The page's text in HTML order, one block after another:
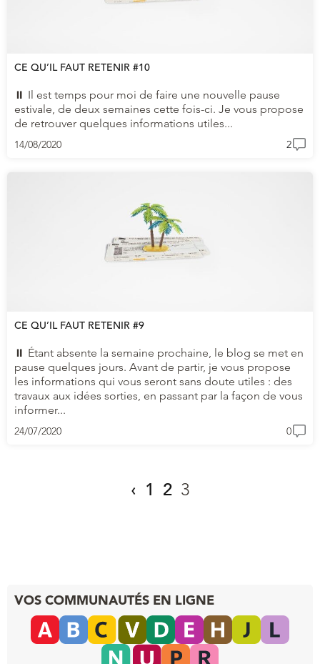
CE QU’IL FAUT RETENIR #10
⏸ Il est temps pour moi de faire une nouvelle pause
estivale, de deux semaines cette fois-ci. Je vous propose
de retrouver quelques informations utiles...
14/08/2020 2
CE QU’IL FAUT RETENIR #9
⏸ Étant absente la semaine prochaine, le blog se met en
pause quelques jours. Avant de partir, je vous propose
les informations qui vous seront sans doute utiles : des
travaux aux idées sorties, en passant par la façon de vous
informer...
24/07/2020 0
‹ 1 2 3
VOS COMMUNAUTÉS EN LIGNE